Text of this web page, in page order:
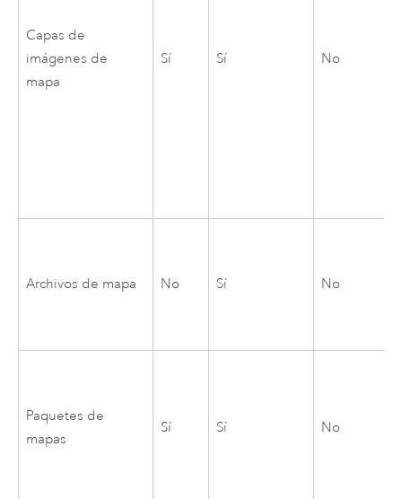
Capas de
imágenes de
mapa
Sí Sí No
Archivos de mapa No Sí No
Paquetes de
mapas
Sí Sí No